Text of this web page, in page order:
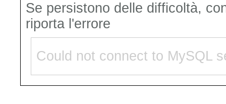
Se persistono delle difficoltà,
riporta l'errore
Could not connect to MySQL